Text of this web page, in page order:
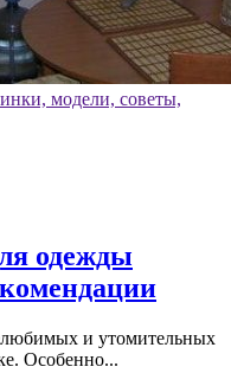
модели, советы,
одежды
и утомительных
Особенно...